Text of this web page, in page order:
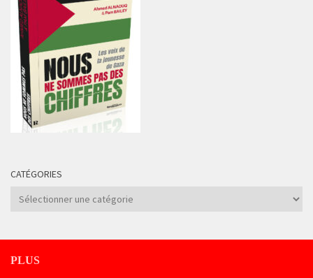
CATÉGORIES
Catégories
PLUS